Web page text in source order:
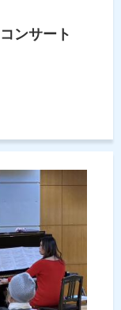
ンサート